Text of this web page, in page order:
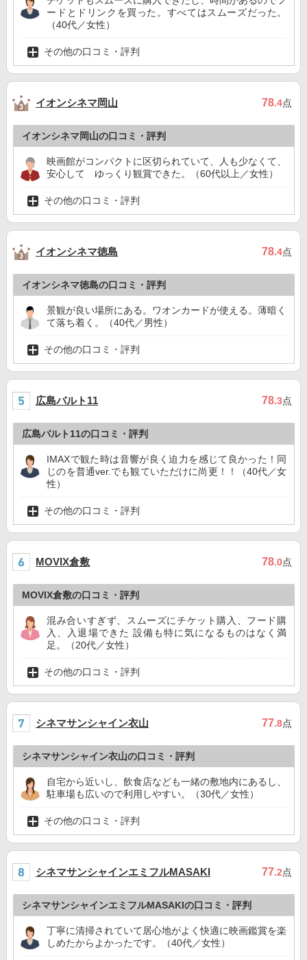
ードとドリンクを買った。すべてはスムーズだった。
（40代／女性）
その他の口コミ・評判
イオンシネマ岡山 78.4点
イオンシネマ岡山の口コミ・評判
映画館がコンパクトに区切られていて、人も少なくて、
安心して ゆっくり観賞できた。（60代以上／女性）
その他の口コミ・評判
イオンシネマ徳島 78.4点
イオンシネマ徳島の口コミ・評判
景観が良い場所にある。ワオンカードが使える。薄暗く
て落ち着く。（40代／男性）
その他の口コミ・評判
広島バルト11 78.3点
広島バルト11の口コミ・評判
IMAXで観た時は音響が良く迫力を感じて良かった！同
じのを普通ver.でも観ていただけに尚更！！（40代／女
性）
その他の口コミ・評判
MOVIX倉敷 78.0点
MOVIX倉敷の口コミ・評判
混み合いすぎず、スムーズにチケット購入、フード購
入、入退場できた 設備も特に気になるものはなく満
足。（20代／女性）
その他の口コミ・評判
シネマサンシャイン衣山 77.8点
シネマサンシャイン衣山の口コミ・評判
自宅から近いし、飲食店なども一緒の敷地内にあるし、
駐車場も広いので利用しやすい。（30代／女性）
その他の口コミ・評判
シネマサンシャインエミフルMASAKI 77.2点
シネマサンシャインエミフルMASAKIの口コミ・評判
丁寧に清掃されていて居心地がよく快適に映画鑑賞を楽
しめたからよかったです。（40代／女性）